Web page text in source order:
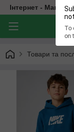
To
on
Інтернет -
Товари та